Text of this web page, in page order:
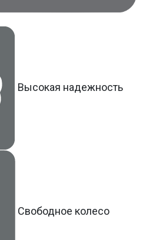
Высокая надежность
Свободное колесо